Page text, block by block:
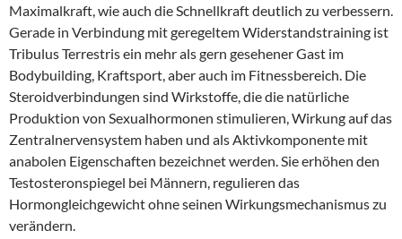
Maximalkraft, wie auch die Schnellkraft deutlich zu verbessern.
Gerade in Verbindung mit geregeltem Widerstandstraining ist
Tribulus Terrestris ein mehr als gern gesehener Gast im
Bodybuilding, Kraftsport, aber auch im Fitnessbereich. Die
Steroidverbindungen sind Wirkstoffe, die die natürliche
Produktion von Sexualhormonen stimulieren, Wirkung auf das
Zentralnervensystem haben und als Aktivkomponente mit
anabolen Eigenschaften bezeichnet werden. Sie erhöhen den
Testosteronspiegel bei Männern, regulieren das
Hormongleichgewicht ohne seinen Wirkungsmechanismus zu
verändern.